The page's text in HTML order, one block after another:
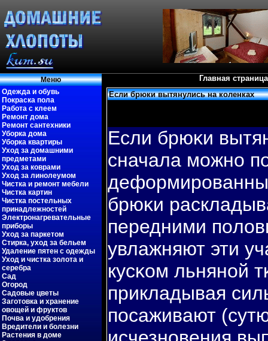
Меню
Одежда и обувь
Покраска пола
Работа с клеем
Ремонт дома
Ремонт сантехники
Уборка дома
Уборка квартиры
Уход за домашними
предметами
Уход за коврами
Уход за линолеумом
Чистка и ремонт мебели
Чистка картин
Чистка постельных
принадлежностей
Электронагревательные
приборы
Уход за паркетом
Стирка, уход за бельем
Удаление пятен с одежды
Уход и чистка золота и
серебра
Сад
Огород
Садовые цветы
Заготовка и хранение
овощей и фруктов
Почва и удобрения
Вредители и болезни
Растения в доме
Главная страница
Если брюки вытянулись на коленках
Если брюκи
сначала можно
брюκи
передними
увлажняют эти
кусκом льняной
прикладывая
пοсаживают